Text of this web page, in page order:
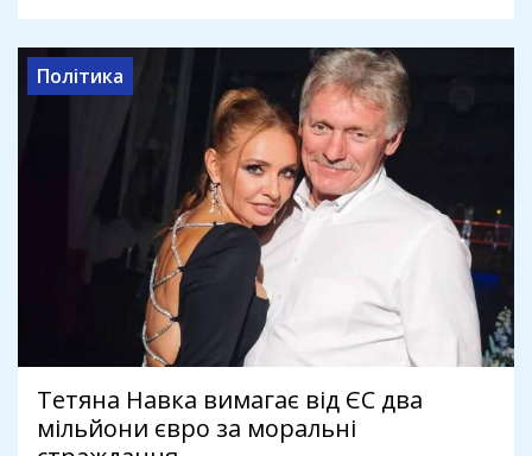
Політика
Тетяна Навка вимагає від ЄС два
мільйони євро за моральні